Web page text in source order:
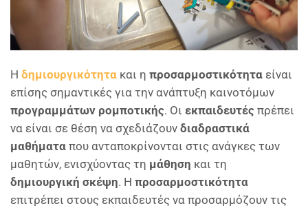
Η δημιουργικότητα και η προσαρμοστικότητα είναι
επίσης σημαντικές για την ανάπτυξη καινοτόμων
προγραμμάτων ρομποτικής. Οι εκπαιδευτές πρέπει
να είναι σε θέση να σχεδιάζουν διαδραστικά
μαθήματα που ανταποκρίνονται στις ανάγκες των
μαθητών, ενισχύοντας τη μάθηση και τη
δημιουργική σκέψη. Η προσαρμοστικότητα
επιτρέπει στους εκπαιδευτές να προσαρμόζουν τις